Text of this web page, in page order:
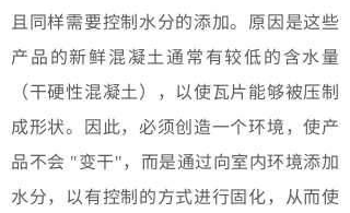
且同样需要控制水分的添加。原因是这些
产品的新鲜混凝土通常有较低的含水量
（干硬性混凝土），以使瓦片能够被压制
成形状。因此，必须创造一个环境，使产
品不会 "变干"，而是通过向室内环境添加
水分，以有控制的方式进行固化，从而使